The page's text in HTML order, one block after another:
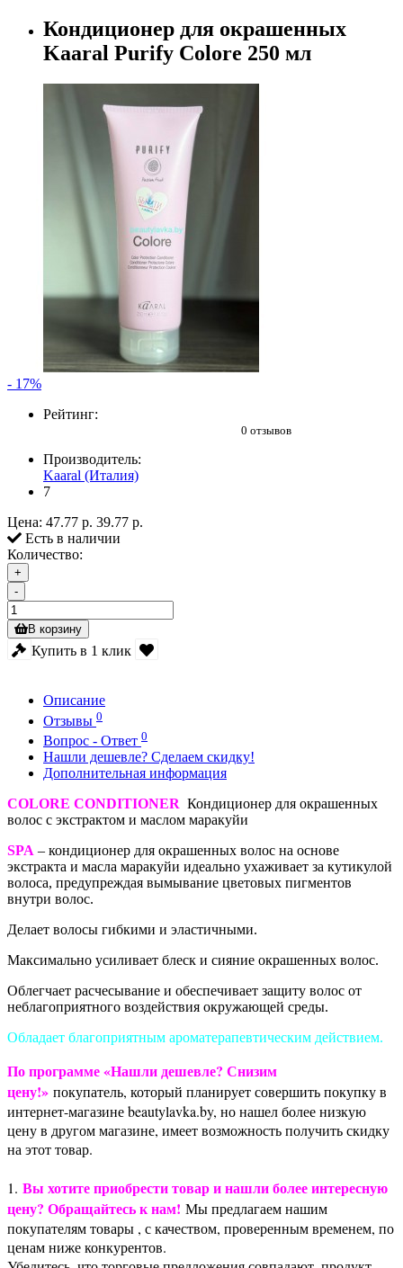
Кондиционер для окрашенных
Kaaral Purify Colore 250 мл
- 17%
Рейтинг:
0 отзывов
Производитель:
Kaaral (Италия)
7
Цена: 47.77 р. 39.77 р.
Есть в наличии
Количество:
+
-
В корзину
Купить в 1 клик
Описание
Отзывы 0
Вопрос - Ответ 0
Нашли дешевле? Сделаем скидку!
Дополнительная информация
COLORE CONDITIONER Кондиционер для окрашенных
волос с экстрактом и маслом маракуйи
SPA – кондиционер для окрашенных волос на основе
экстракта и масла маракуйи идеально ухаживает за кутикулой
волоса, предупреждая вымывание цветовых пигментов
внутри волос.
Делает волосы гибкими и эластичными.
Максимально усиливает блеск и сияние окрашенных волос.
Облегчает расчесывание и обеспечивает защиту волос от
неблагоприятного воздействия окружающей среды.
Обладает благоприятным ароматерапевтическим действием.
По программе «Нашли дешевле? Снизим
цену!» покупатель, который планирует совершить покупку в
интернет-магазине beautylavka.by, но нашел более низкую
цену в другом магазине, имеет возможность получить скидку
на этот товар.
1. Вы хотите приобрести товар и нашли более интересную
цену? Обращайтесь к нам! Мы предлагаем нашим
покупателям товары , с качеством, проверенным временем, по
ценам ниже конкурентов.